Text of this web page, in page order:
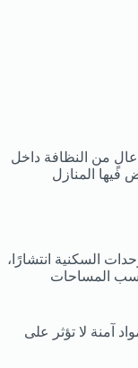
من النظافة داخل
فيها المنازل
السكنية انتشارًا،
المساحات
آمنة لا تؤثر على